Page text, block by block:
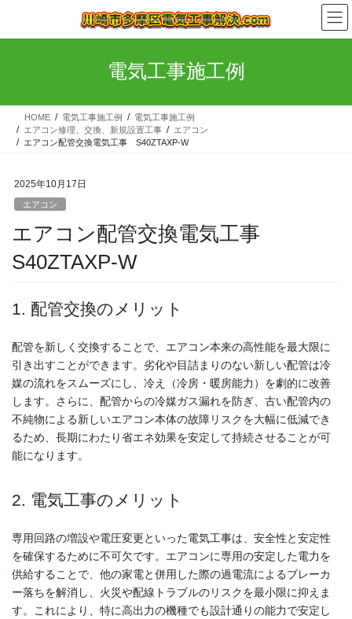
テ
ス
ゲ
ン
電気工事施工例
HOME 電気工事施工例
電気工事施工例
エアコン修理、交換、新規設置工事
エアコン
エアコン配管交換電気工事 S40ZTAXP-W
2025年10月17日
エアコン
エアコン配管交換電気工事
S40ZTAXP-W
1. 配管交換のメリット
配管を新しく交換することで、エアコン本来の高性能を最大限に
引き出すことができます。劣化や目詰まりのない新しい配管は冷
媒の流れをスムーズにし、冷え（冷房・暖房能力）を劇的に改善
します。さらに、配管からの冷媒ガス漏れを防ぎ、古い配管内の
不純物による新しいエアコン本体の故障リスクを大幅に低減でき
るため、長期にわたり省エネ効果を安定して持続させることが可
能になります。
2. 電気工事のメリット
専用回路の増設や電圧変更といった電気工事は、安全性と安定性
を確保するために不可欠です。エアコンに専用の安定した電力を
供給することで、他の家電と併用した際の過電流によるブレーカ
ー落ちを解消し、火災や配線トラブルのリスクを最小限に抑えま
す。これにより、特に高出力の機種でも設計通りの能力で安定し